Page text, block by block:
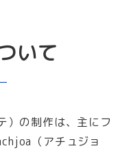
いて
）の制作は、主にフ
（アチュジョ